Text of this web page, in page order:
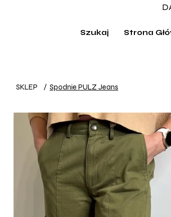
Szukaj Strona
SKLEP / Spodnie PULZ Jeans